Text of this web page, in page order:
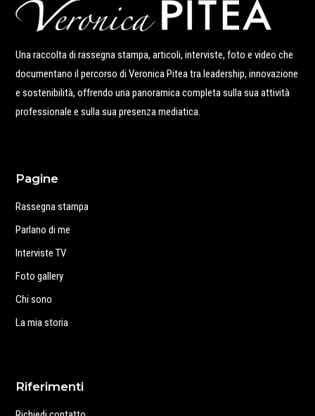
Una raccolta di rassegna stampa, articoli, interviste, foto e video che
documentano il percorso di Veronica Pitea tra leadership, innovazione
e sostenibilità, offrendo una panoramica completa sulla sua attività
professionale e sulla sua presenza mediatica.
Pagine
Rassegna stampa
Parlano di me
Interviste TV
Foto gallery
Chi sono
La mia storia
Riferimenti